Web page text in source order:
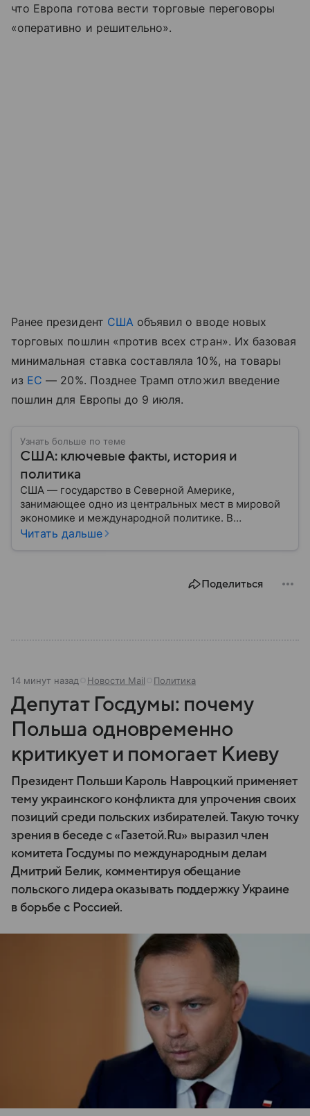
что Европа готова вести торговые переговоры
«оперативно и решительно».
Ранее президент США объявил о вводе новых
торговых пошлин «против всех стран». Их базовая
минимальная ставка составляла 10%, на товары
из ЕС — 20%. Позднее Трамп отложил введение
пошлин для Европы до 9 июля.
Узнать больше по теме
США: ключевые факты, история и
политика
США — государство в Северной Америке,
занимающее одно из центральных мест в мировой
экономике и международной политике. В
материале — основные сведения об этой стране.
Читать дальше
Поделиться
14 минут назад Новости Mail Политика
Депутат Госдумы: почему
Польша одновременно
критикует и помогает Киеву
Президент Польши Кароль Навроцкий применяет
тему украинского конфликта для упрочения своих
позиций среди польских избирателей. Такую точку
зрения в беседе с «Газетой.Ru» выразил член
комитета Госдумы по международным делам
Дмитрий Белик, комментируя обещание
польского лидера оказывать поддержку Украине
в борьбе с Россией.